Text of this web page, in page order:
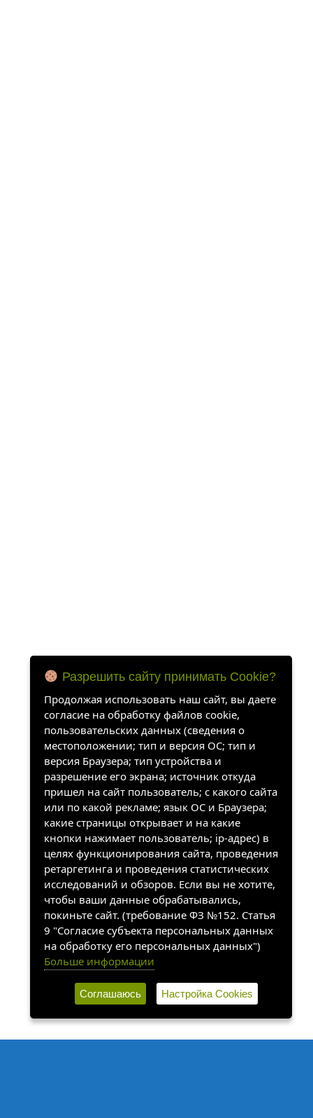
Разрешить сайту принимать Cookie?
Продолжая использовать наш сайт, вы даете
согласие на обработку файлов cookie,
пользовательских данных (сведения о
местоположении; тип и версия ОС; тип и
версия Браузера; тип устройства и
разрешение его экрана; источник откуда
пришел на сайт пользователь; с какого сайта
или по какой рекламе; язык ОС и Браузера;
какие страницы открывает и на какие
кнопки нажимает пользователь; ip-адрес) в
целях функционирования сайта, проведения
ретаргетинга и проведения статистических
исследований и обзоров. Если вы не хотите,
чтобы ваши данные обрабатывались,
покиньте сайт. (требование ФЗ №152. Статья
9 "Согласие субъекта персональных данных
на обработку его персональных данных")
Больше информации
Соглашаюсь Настройка Cookies